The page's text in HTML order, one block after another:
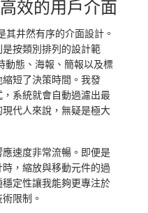
效的用戶介面
井然有序的介面設計。
按類別排列的設計範
態、海報、簡報以及標
短了決策時間。我發
系統就會自動過濾出最
代人來說，無疑是極大
速度非常流暢。即便是
，縮放與移動元件的過
定性讓我能夠更專注於
限制。